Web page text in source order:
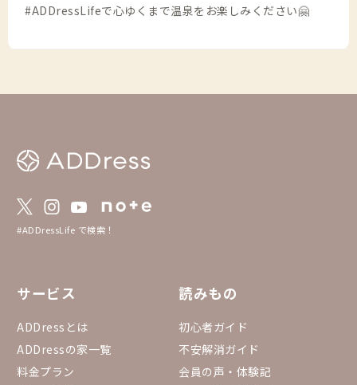
#ADDressLifeで心ゆくまで温泉をお楽しみください🤗
#ADDressLife で検索！
サービス
ADDressとは
ADDressの家一覧
料金プラン
読みもの
初心者ガイド
不安解消ガイド
会員の声・体験記